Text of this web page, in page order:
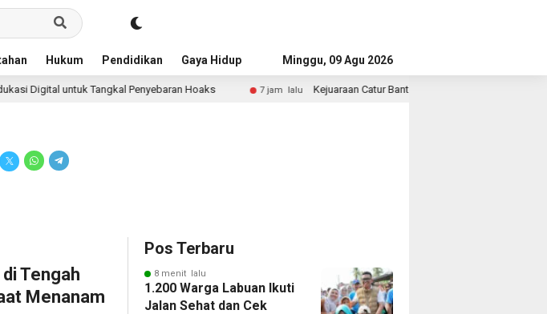
Hukum Pendidikan Gaya Hidup Advertorial
Minggu, 09 Agu 2026
Tangkal Penyebaran Hoaks 7 jam lalu Kejuaraan Catur Banten Diikuti Ratusan Atlet, Wagub Tekankan
Tengah
Menanam
Pos Terbaru
8 menit lalu
1.200 Warga Labuan Ikuti
Jalan Sehat dan Cek